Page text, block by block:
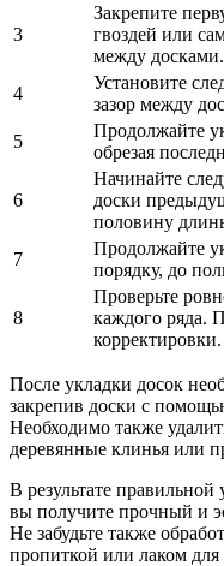
3
Закрепите
гвоздей или
между досками.
4
Установите
зазор между
5
Продолжайте
обрезая
6
Начинайте
доски
половину
7
Продолжайте
порядку, до
8
Проверьте
каждого ряда.
корректировки.
После укладки досок
закрепив доски с
Необходимо также
деревянные клинья или
В результате
вы получите прочный и
Не забудьте также
пропиткой или лаком